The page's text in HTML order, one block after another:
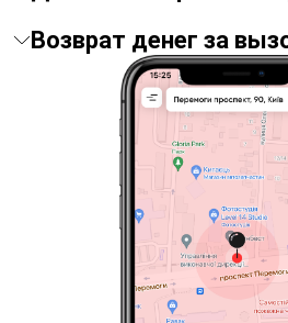
Возврат денег за